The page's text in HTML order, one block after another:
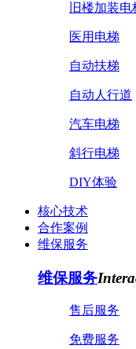
旧楼加装电
医用电梯
自动扶梯
自动人行道
汽车电梯
斜行电梯
DIY体验
核心技术
合作案例
维保服务
维保服务
售后服务
免费服务